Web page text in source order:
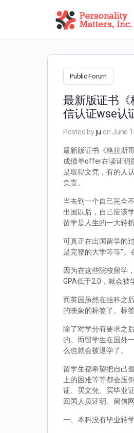
Public Forum
最新版证书《
信认证wse认
Posted byju on June
最新版证书《格拉斯
成绩单offer在读证明
是取得文凭，有的人
负责。
当去到一个自己完全
出国以后，自己应该
留学是人生的一大转
可真正在出国留学的
是完整的大学等等”。
因为在这些院校留学
GPA低于2.0，就会被
而英国虽然在挂科之
的映象的标签了。标
除了对学分有要求之
的。而留学生在国外
么也就会被退学了。
留学生都希望把自己
上的困难等等都会压
证、买文凭、买毕业
回国人员证明、留信
一、本科没有毕业转